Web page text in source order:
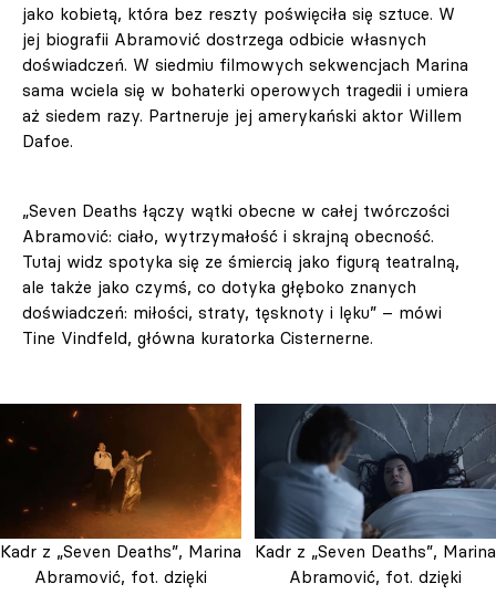
jako kobietą, która bez reszty poświęciła się sztuce. W
jej biografii Abramović dostrzega odbicie własnych
doświadczeń. W siedmiu filmowych sekwencjach Marina
sama wciela się w bohaterki operowych tragedii i umiera
aż siedem razy. Partneruje jej amerykański aktor Willem
Dafoe.
„Seven Deaths łączy wątki obecne w całej twórczości
Abramović: ciało, wytrzymałość i skrajną obecność.
Tutaj widz spotyka się ze śmiercią jako figurą teatralną,
ale także jako czymś, co dotyka głęboko znanych
doświadczeń: miłości, straty, tęsknoty i lęku” – mówi
Tine Vindfeld, główna kuratorka Cisternerne.
Kadr z „Seven Deaths”, Marina
Abramović, fot. dzięki
Kadr z „Seven Deaths”, Marina
Abramović, fot. dzięki